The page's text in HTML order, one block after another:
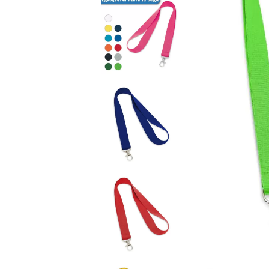
Рекламни тениски
Рекламни стикери
Рекламни чаши
Рекламни пъзели
Рекламни ПРЕСТИЛКИ
Рекламни торбички
Рекламни Плажни кърпи
Рекламен Пуф
UV печат върху предмети
Сублимационен печат